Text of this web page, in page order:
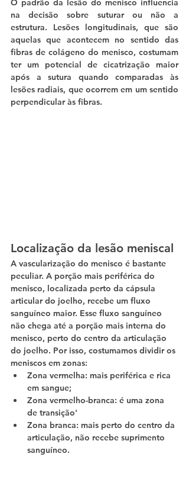
O padrão da lesão do menisco influencia
na decisão sobre suturar ou não a
estrutura. Lesões longitudinais, que são
aquelas que acontecem no sentido das
fibras de colágeno do menisco, costumam
ter um potencial de cicatrização maior
após a sutura quando comparadas às
lesões radiais, que ocorrem em um sentido
perpendicular às fibras.
Localização da lesão meniscal
A vascularização do menisco é bastante
peculiar. A porção mais periférica do
menisco, localizada perto da cápsula
articular do joelho, recebe um fluxo
sanguíneo maior. Esse fluxo sanguíneo
não chega até a porção mais interna do
menisco, perto do centro da articulação
do joelho. Por isso, costumamos dividir os
meniscos em zonas:
Zona vermelha: mais periférica e rica
em sangue;
Zona vermelho-branca: é uma zona
de transição'
Zona branca: mais perto do centro da
articulação, não recebe suprimento
sanguíneo.